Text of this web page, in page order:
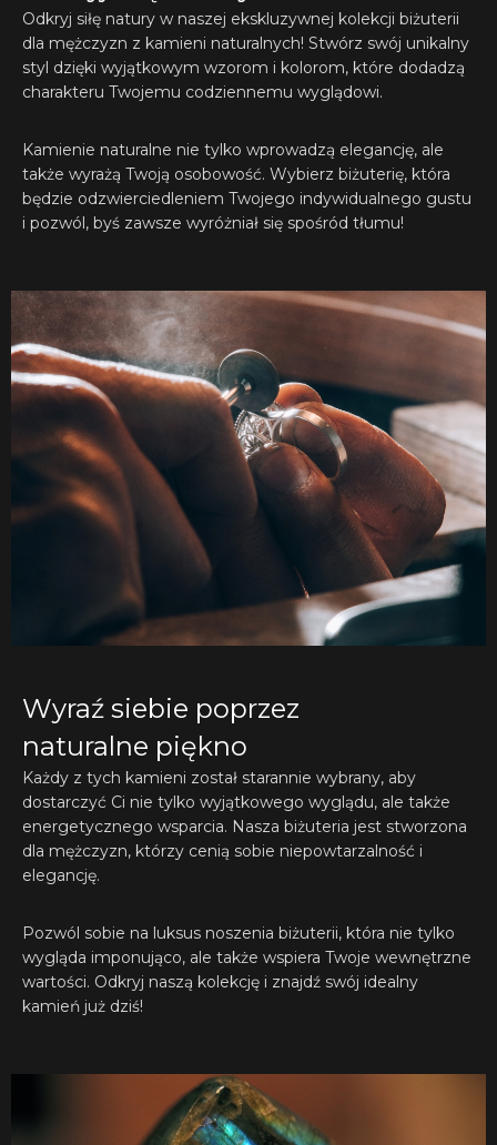
Odkryj siłę natury w naszej ekskluzywnej kolekcji biżuterii
dla mężczyzn z kamieni naturalnych! Stwórz swój unikalny
styl dzięki wyjątkowym wzorom i kolorom, które dodadzą
charakteru Twojemu codziennemu wyglądowi.
Kamienie naturalne nie tylko wprowadzą elegancję, ale
także wyrażą Twoją osobowość. Wybierz biżuterię, która
będzie odzwierciedleniem Twojego indywidualnego gustu
i pozwól, byś zawsze wyróżniał się spośród tłumu!
Wyraź siebie poprzez
naturalne piękno
Każdy z tych kamieni został starannie wybrany, aby
dostarczyć Ci nie tylko wyjątkowego wyglądu, ale także
energetycznego wsparcia. Nasza biżuteria jest stworzona
dla mężczyzn, którzy cenią sobie niepowtarzalność i
elegancję.
Pozwól sobie na luksus noszenia biżuterii, która nie tylko
wygląda imponująco, ale także wspiera Twoje wewnętrzne
wartości. Odkryj naszą kolekcję i znajdź swój idealny
kamień już dziś!